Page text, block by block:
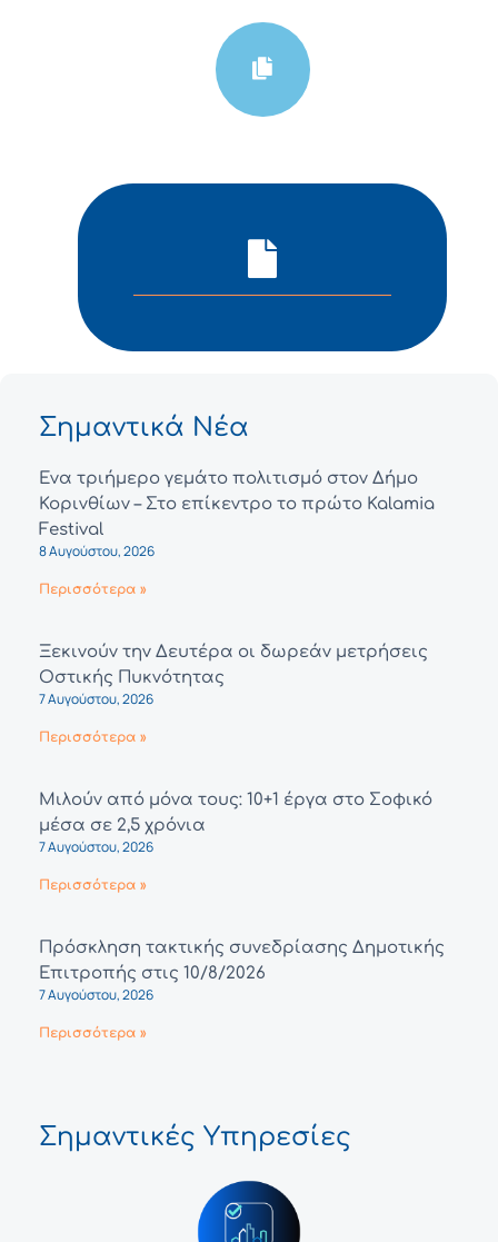
Σημαντικά Νέα
Ένα τριήμερο γεμάτο πολιτισμό στον Δήμο
Κορινθίων – Στο επίκεντρο το πρώτο Kalamia
Festival
8 Αυγούστου, 2026
Περισσότερα »
Ξεκινούν την Δευτέρα οι δωρεάν μετρήσεις
Οστικής Πυκνότητας
7 Αυγούστου, 2026
Περισσότερα »
Μιλούν από μόνα τους: 10+1 έργα στο Σοφικό
μέσα σε 2,5 χρόνια
7 Αυγούστου, 2026
Περισσότερα »
Πρόσκληση τακτικής συνεδρίασης Δημοτικής
Επιτροπής στις 10/8/2026
7 Αυγούστου, 2026
Περισσότερα »
Σημαντικές Υπηρεσίες